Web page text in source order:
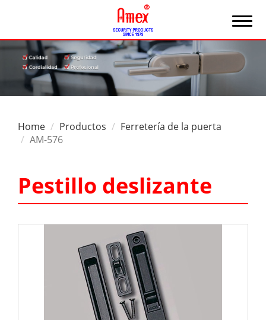
Home Productos
Ferretería de la puerta
AM-576
Pestillo deslizante